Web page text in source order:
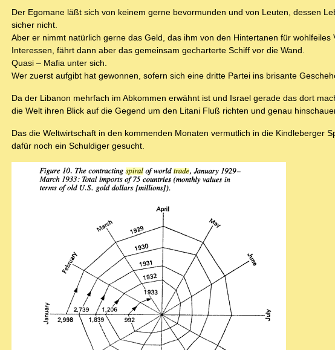
Der Egomane läßt sich von keinem gerne bevormunden und von Leuten, dessen
sicher nicht.
Aber er nimmt natürlich gerne das Geld, das ihm von den Hintertanen für
Interessen, fährt dann aber das gemeinsam gecharterte Schiff vor die Wand.
Quasi – Mafia unter sich.
Wer zuerst aufgibt hat gewonnen, sofern sich eine dritte Partei ins brisante
Da der Libanon mehrfach im Abkommen erwähnt ist und Israel gerade das dort
die Welt ihren Blick auf die Gegend um den Litani Fluß richten und genau
Das die Weltwirtschaft in den kommenden Monaten vermutlich in die Kindleberger
dafür noch ein Schuldiger gesucht.